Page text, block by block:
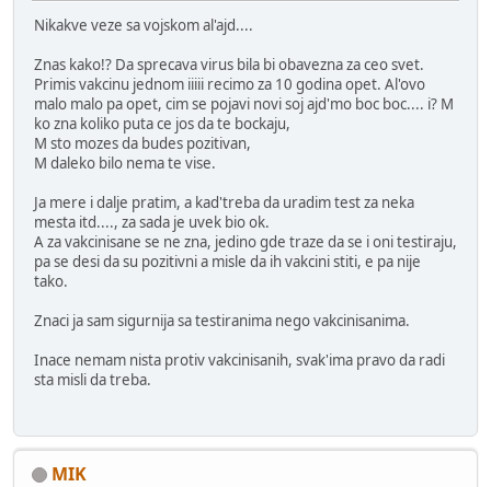
Nikakve veze sa vojskom al'ajd....
Znas kako!? Da sprecava virus bila bi obavezna za ceo svet.
Primis vakcinu jednom iiiii recimo za 10 godina opet. Al'ovo
malo malo pa opet, cim se pojavi novi soj ajd'mo boc boc.... i? M
ko zna koliko puta ce jos da te bockaju,
M sto mozes da budes pozitivan,
M daleko bilo nema te vise.
Ja mere i dalje pratim, a kad'treba da uradim test za neka
mesta itd...., za sada je uvek bio ok.
A za vakcinisane se ne zna, jedino gde traze da se i oni testiraju,
pa se desi da su pozitivni a misle da ih vakcini stiti, e pa nije
tako.
Znaci ja sam sigurnija sa testiranima nego vakcinisanima.
Inace nemam nista protiv vakcinisanih, svak'ima pravo da radi
sta misli da treba.
MIK